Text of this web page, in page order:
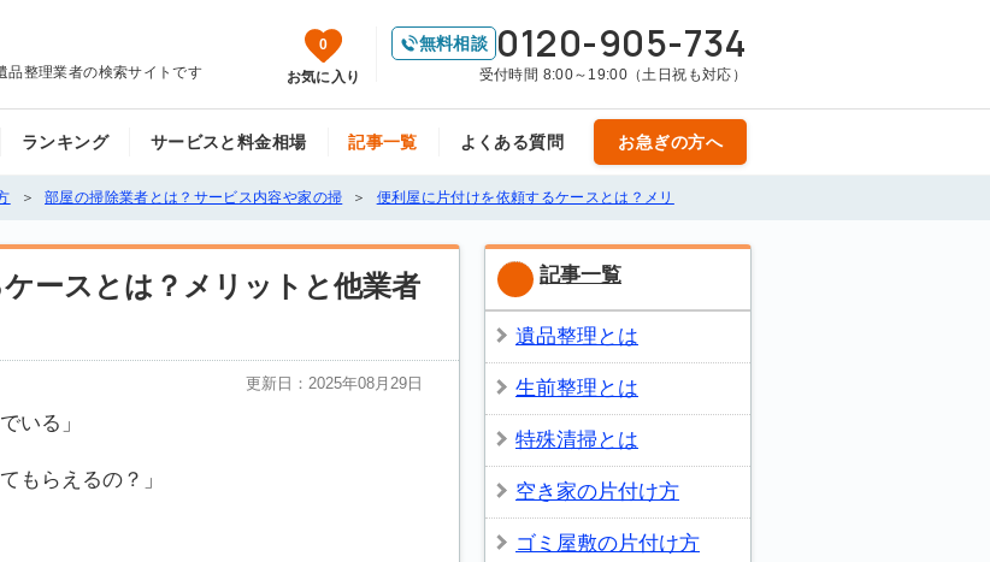
品整理業者の検索サイトです
0
お気に入り
無料相談 0120-905-734
受付時間 8:00～19:00（土日祝も対応）
ランキング サービスと料金相場 記事一覧 よくある質問 お急ぎの方へ
部屋の掃除業者とは？サービス内容や家の掃 便利屋に片付けを依頼するケースとは？メリ
ースとは？メリットと他業者
更新日： 2025年08月29日
いる」
もらえるの？」
記事一覧
遺品整理とは
生前整理とは
特殊清掃とは
空き家の片付け方
ゴミ屋敷の片付け方